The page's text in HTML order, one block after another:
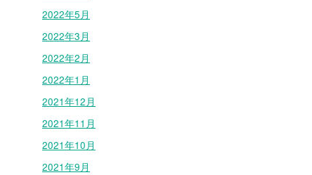
2022年5月
2022年3月
2022年2月
2022年1月
2021年12月
2021年11月
2021年10月
2021年9月